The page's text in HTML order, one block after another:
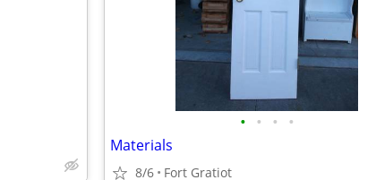
• • • •
Materials
8/6 Fort Gratiot